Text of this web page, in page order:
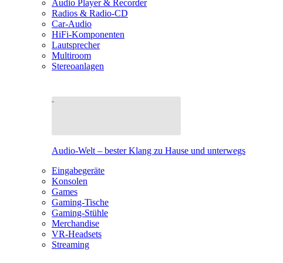
Audio Player & Recorder
Radios & Radio-CD
Car-Audio
HiFi-Komponenten
Lautsprecher
Multiroom
Stereoanlagen
Audio-Welt – bester Klang zu Hause und unterwegs
Eingabegeräte
Konsolen
Games
Gaming-Tische
Gaming-Stühle
Merchandise
VR-Headsets
Streaming